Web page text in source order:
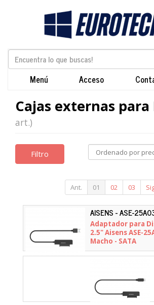
Menú Acceso
Cajas externas para
art.)
Filtro
Ant. 01 02 03
AISENS - ASE-
Adaptador para
2.5" Aisens ASE-
Macho - SATA